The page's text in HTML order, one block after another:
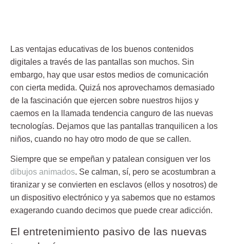
Las ventajas educativas de los buenos contenidos
digitales a través de las pantallas son muchos. Sin
embargo, hay que usar estos medios de comunicación
con cierta medida. Quizá nos aprovechamos demasiado
de la fascinación que ejercen sobre nuestros hijos y
caemos en la llamada tendencia canguro de las nuevas
tecnologías. Dejamos que las pantallas tranquilicen a los
niños, cuando no hay otro modo de que se callen.
Siempre que se empeñan y patalean consiguen ver los
dibujos animados. Se calman, sí, pero se acostumbran a
tiranizar y se convierten en esclavos (ellos y nosotros) de
un dispositivo electrónico y ya sabemos que no estamos
exagerando cuando decimos que puede crear adicción.
El entretenimiento pasivo de las nuevas